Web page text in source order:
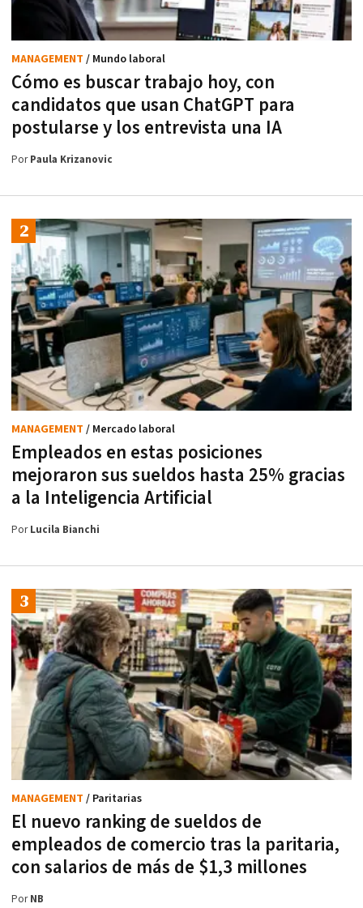
Cómo es buscar trabajo hoy, con
candidatos que usan ChatGPT para
postularse y los entrevista una IA
MANAGEMENT / Mundo laboral
PorPaula Krizanovic
Empleados en estas posiciones
mejoraron sus sueldos hasta 25% gracias
a la Inteligencia Artificial
MANAGEMENT / Mercado laboral
PorLucila Bianchi
El nuevo ranking de sueldos de
empleados de comercio tras la paritaria,
con salarios de más de $1,3 millones
MANAGEMENT / Paritarias
PorNB